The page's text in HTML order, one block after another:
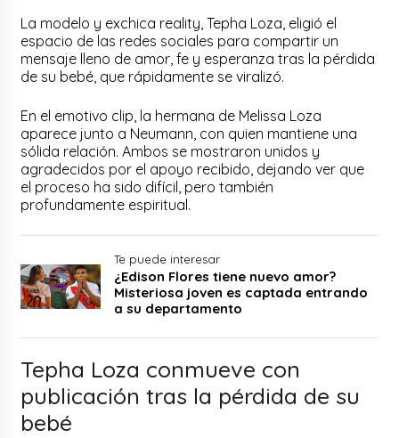
La modelo y exchica reality, Tepha Loza, eligió el
espacio de las redes sociales para compartir un
mensaje lleno de amor, fe y esperanza tras la pérdida
de su bebé, que rápidamente se viralizó.
En el emotivo clip, la hermana de Melissa Loza
aparece junto a Neumann, con quien mantiene una
sólida relación. Ambos se mostraron unidos y
agradecidos por el apoyo recibido, dejando ver que
el proceso ha sido difícil, pero también
profundamente espiritual.
Te puede interesar
¿Edison Flores tiene nuevo amor?
Misteriosa joven es captada entrando
a su departamento
Tepha Loza conmueve con
publicación tras la pérdida de su
bebé